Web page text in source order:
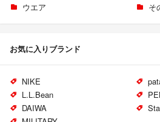
ウエア
そ
お気に入りブランド
NIKE
L.L.Bean
DAIWA